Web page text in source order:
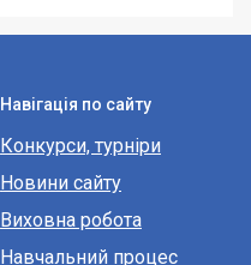
Навігація по сайту
Конкурси, турніри
Новини сайту
Виховна робота
Навчальний процес